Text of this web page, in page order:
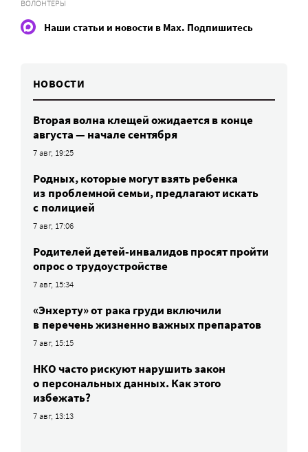
ВОЛОНТЕРЫ
Наши статьи и новости в Max. Подпишитесь
НОВОСТИ
Вторая волна клещей ожидается в конце
августа — начале сентября
7 авг, 19:25
Родных, которые могут взять ребенка
из проблемной семьи, предлагают искать
с полицией
7 авг, 17:06
Родителей детей-инвалидов просят пройти
опрос о трудоустройстве
7 авг, 15:34
«Энхерту» от рака груди включили
в перечень жизненно важных препаратов
7 авг, 15:15
НКО часто рискуют нарушить закон
о персональных данных. Как этого
избежать?
7 авг, 13:13